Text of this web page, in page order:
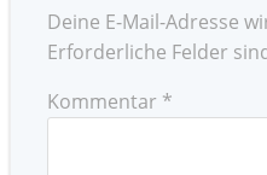
Deine E-Mail-Adresse
Erforderliche Felder
Kommentar *